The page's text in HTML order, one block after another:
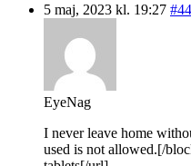
5 maj, 2023 kl. 19:27
EyeNag
I never leave home
used is not allowed.[/